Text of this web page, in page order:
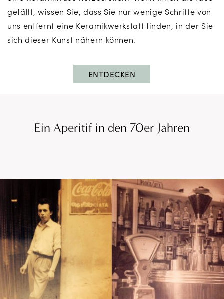
gefällt, wissen Sie, dass Sie nur wenige Schritte von
uns entfernt eine Keramikwerkstatt finden, in der Sie
sich dieser Kunst nähern können.
ENTDECKEN
Ein Aperitif in den 70er Jahren